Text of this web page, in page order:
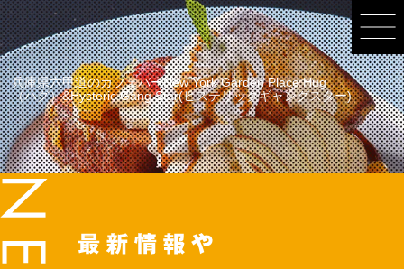
兵庫県六甲道のカフェバーNew York Garden Place Hug
（ハグ）&Hysteric Gang Star(ヒステリックギャングスター)